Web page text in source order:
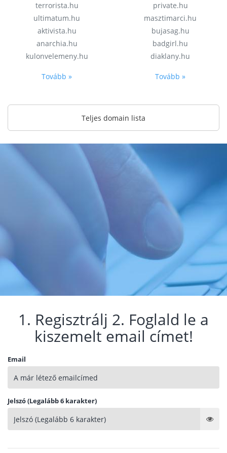
terrorista.hu
ultimatum.hu
aktivista.hu
anarchia.hu
kulonvelemeny.hu
Tovább »
private.hu
masztimarci.hu
bujasag.hu
badgirl.hu
diaklany.hu
Tovább »
Teljes domain lista
1. Regisztrálj 2. Foglald le a
kiszemelt email címet!
Email
Jelszó (Legalább 6 karakter)